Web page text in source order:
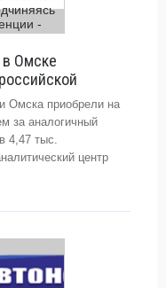
Омске
Омска приобрели на
за аналогичный
4,47 тыс.
центр